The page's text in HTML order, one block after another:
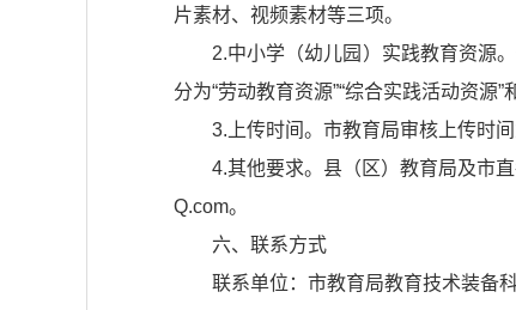
片素材、视频素材等三项。
2.中小学（幼儿园）实践教育资源
分为“劳动教育资源”“综合实践活动资源
3.上传时间。市教育局审核上传时
4.其他要求。县（区）教育局及市
Q.com。
六、联系方式
联系单位：市教育局教育技术装备